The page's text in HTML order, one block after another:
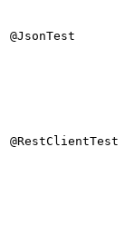
@JsonTest
@RestClientTest